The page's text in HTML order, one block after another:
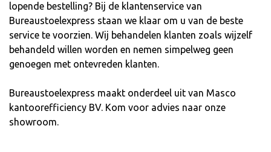
lopende bestelling? Bij de klantenservice van
Bureaustoelexpress staan we klaar om u van de beste
service te voorzien. Wij behandelen klanten zoals wijzelf
behandeld willen worden en nemen simpelweg geen
genoegen met ontevreden klanten.
Bureaustoelexpress maakt onderdeel uit van Masco
kantoorefficiency BV. Kom voor advies naar onze
showroom.